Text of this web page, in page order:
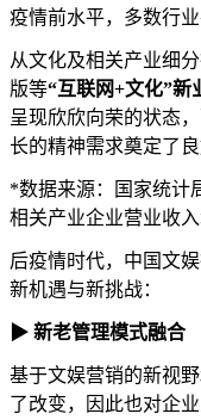
疫情前水平，多数行
从文化及相关产业细
版等“互联网+文化”新
呈现欣欣向荣的状态
长的精神需求奠定了良
*数据来源：国家统计
相关产业企业营业收入
后疫情时代，中国文
新机遇与新挑战：
▶ 新老管理模式融合
基于文娱营销的新视
了改变，因此也对企